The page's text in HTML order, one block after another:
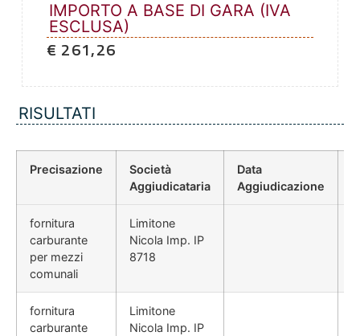
IMPORTO A BASE DI GARA (IVA
ESCLUSA)
€ 261,26
RISULTATI
Precisazione
Società
Aggiudicataria
Data
Aggiudicazione
fornitura
carburante
per mezzi
comunali
Limitone
Nicola Imp. IP
8718
fornitura
carburante
Limitone
Nicola Imp. IP